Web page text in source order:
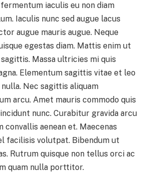
iaculis eu non diam
Iaculis nunc sed augue lacus
augue mauris augue. Neque
egestas diam. Mattis enim ut
Massa ultricies mi quis
Elementum sagittis vitae et leo
Nec sagittis aliquam
arcu. Amet mauris commodo quis
nunc. Curabitur gravida arcu
aenean et. Maecenas
facilisis volutpat. Bibendum ut
Rutrum quisque non tellus orci ac
quam nulla porttitor.